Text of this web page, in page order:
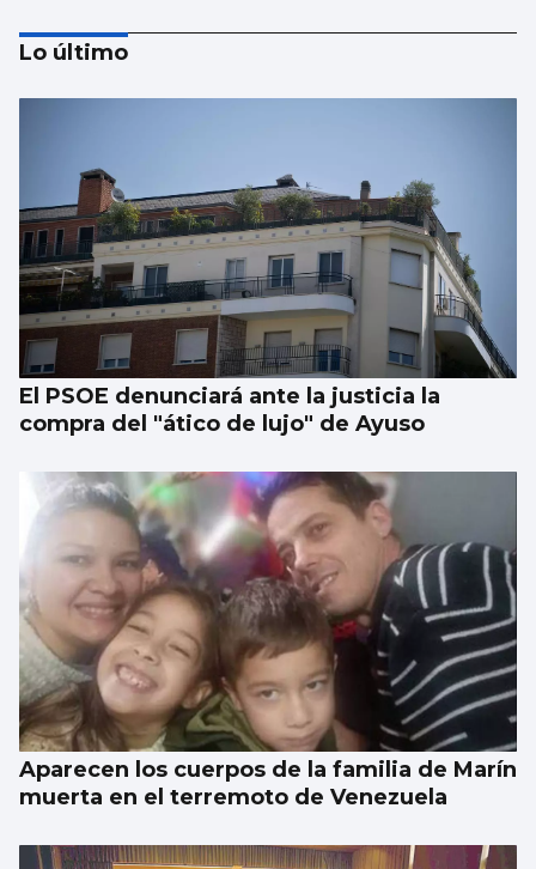
La Navidad llega en agosto para quienes
buscan la suerte
Lo último
El PSOE denunciará ante la justicia la
compra del "ático de lujo" de Ayuso
Aparecen los cuerpos de la familia de Marín
muerta en el terremoto de Venezuela